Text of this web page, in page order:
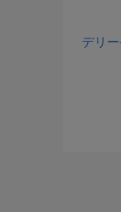
デリ